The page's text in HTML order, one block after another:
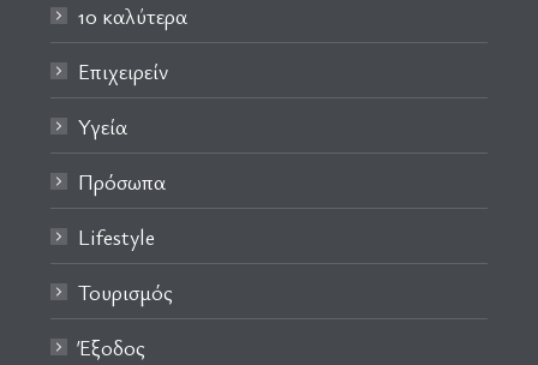
10 καλύτερα
Επιχειρείν
Υγεία
Πρόσωπα
Lifestyle
Τουρισμός
Έξοδος